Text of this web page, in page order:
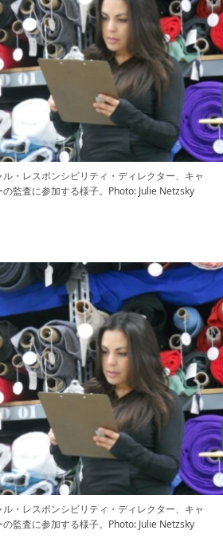
・レスポンシビリティ・ディレクター、キャ
監査に参加する様子。Photo: Julie Netzsky
・レスポンシビリティ・ディレクター、キャ
監査に参加する様子。Photo: Julie Netzsky